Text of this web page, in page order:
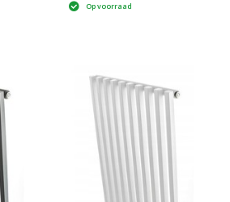
Op voorraad